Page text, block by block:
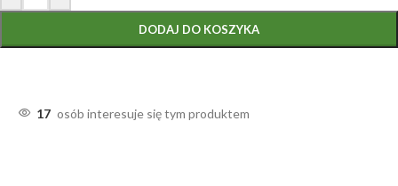
DODAJ DO KOSZYKA
17 osób interesuje się tym produktem